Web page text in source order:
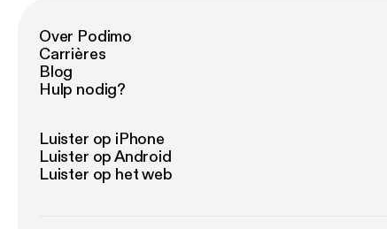
Over Podimo
Carrières
Blog
Hulp nodig?
Luister op iPhone
Luister op Android
Luister op het web